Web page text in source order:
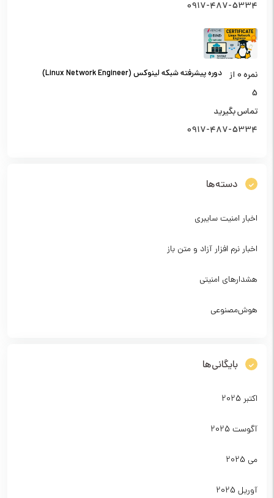
0917-487-5334
دوره پیشرفته شبکه لینوکس (Linux Network Engineer) نمره0 از
5
تماس بگیرید
0917-487-5334
دسته‌ها
اخبار امنیت سایبری
اخبار نرم افزار آزاد و متن باز
هشدارهای امنیتی
هوش‌مصنوعی
بایگانی‌ها
اکتبر 2025
آگوست 2025
می 2025
آوریل 2025